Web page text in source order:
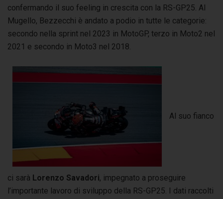
confermando il suo feeling in crescita con la RS-GP25. Al
Mugello, Bezzecchi è andato a podio in tutte le categorie:
secondo nella sprint nel 2023 in MotoGP, terzo in Moto2 nel
2021 e secondo in Moto3 nel 2018.
Al suo fianco
ci sarà Lorenzo Savadori, impegnato a proseguire
l’importante lavoro di sviluppo della RS-GP25. I dati raccolti